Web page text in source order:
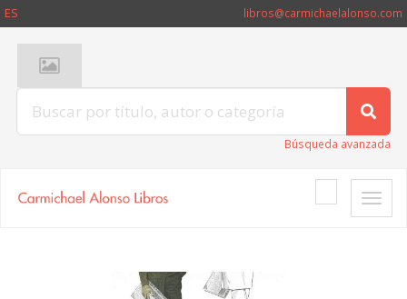
ES libros@carmichaelalonso.com
Búsqueda avanzada
Toggle